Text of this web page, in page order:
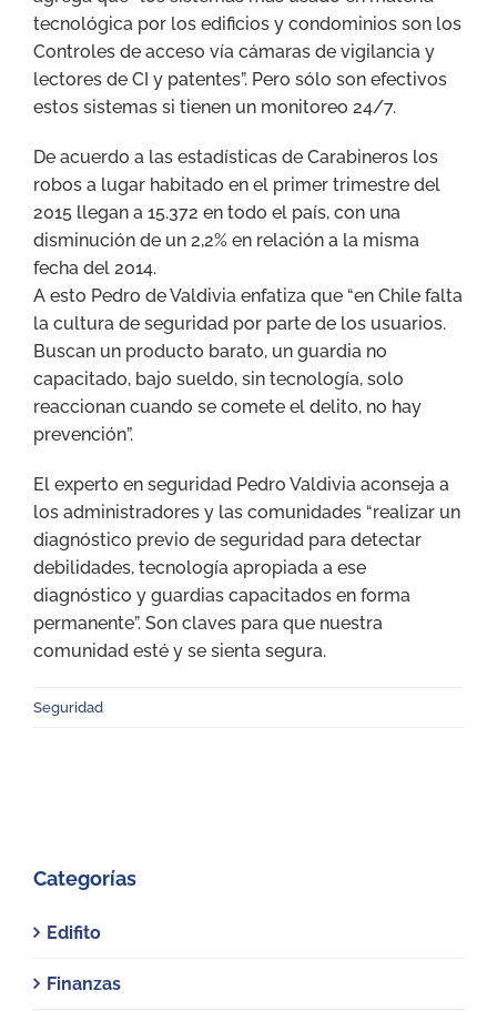
tecnológica por los edificios y condominios son los
Controles de acceso vía cámaras de vigilancia y
lectores de CI y patentes”. Pero sólo son efectivos
estos sistemas si tienen un monitoreo 24/7.
De acuerdo a las estadísticas de Carabineros los
robos a lugar habitado en el primer trimestre del
2015 llegan a 15.372 en todo el país, con una
disminución de un 2,2% en relación a la misma
fecha del 2014.
A esto Pedro de Valdivia enfatiza que “en Chile falta
la cultura de seguridad por parte de los usuarios.
Buscan un producto barato, un guardia no
capacitado, bajo sueldo, sin tecnología, solo
reaccionan cuando se comete el delito, no hay
prevención”.
El experto en seguridad Pedro Valdivia aconseja a
los administradores y las comunidades “realizar un
diagnóstico previo de seguridad para detectar
debilidades, tecnología apropiada a ese
diagnóstico y guardias capacitados en forma
permanente”. Son claves para que nuestra
comunidad esté y se sienta segura.
Seguridad
Categorías
Edifito
Finanzas